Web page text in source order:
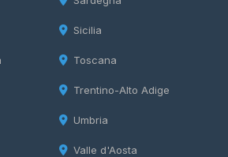
Sicilia
Toscana
Trentino-Alto Adige
Umbria
Valle d'Aosta